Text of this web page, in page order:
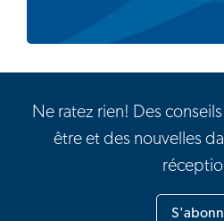
Ne ratez rien! Des
être et des nouvelles